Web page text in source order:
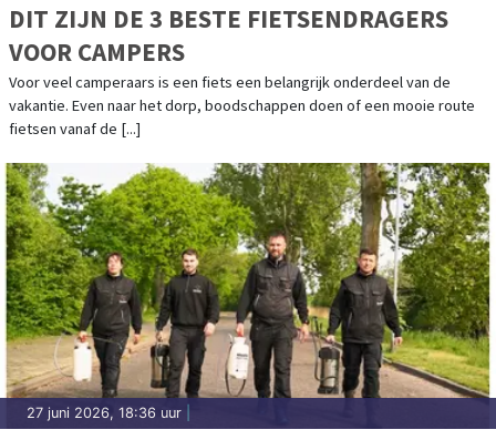
DIT ZIJN DE 3 BESTE FIETSENDRAGERS
VOOR CAMPERS
Voor veel camperaars is een fiets een belangrijk onderdeel van de
vakantie. Even naar het dorp, boodschappen doen of een mooie route
fietsen vanaf de [...]
27 juni 2026, 18:36 uur